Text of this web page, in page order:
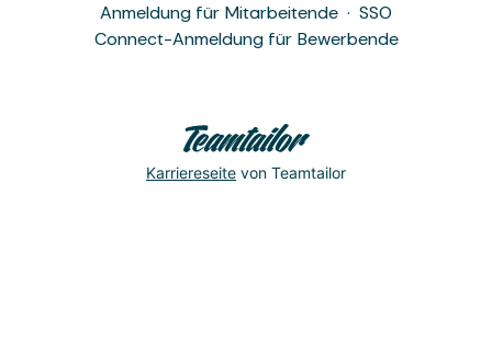
Anmeldung für Mitarbeitende · SSO
Connect-Anmeldung für Bewerbende
Karriereseite von Teamtailor